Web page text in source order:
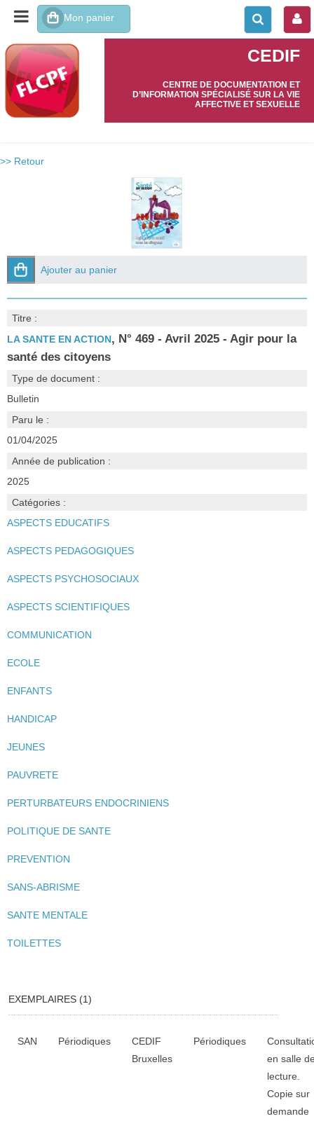
CEDIF
CENTRE DE DOCUMENTATION ET
D’INFORMATION SPÉCIALISÉ SUR LA VIE
AFFECTIVE ET SEXUELLE
>> Retour
Ajouter au panier
Titre :
LA SANTE EN ACTION, N° 469 - Avril 2025 - Agir pour la
santé des citoyens
Type de document :
Bulletin
Paru le :
01/04/2025
Année de publication :
2025
Catégories :
ASPECTS EDUCATIFS
ASPECTS PEDAGOGIQUES
ASPECTS PSYCHOSOCIAUX
ASPECTS SCIENTIFIQUES
COMMUNICATION
ECOLE
ENFANTS
HANDICAP
JEUNES
PAUVRETE
PERTURBATEURS ENDOCRINIENS
POLITIQUE DE SANTE
PREVENTION
SANS-ABRISME
SANTE MENTALE
TOILETTES
EXEMPLAIRES (1)
SAN
Périodiques
CEDIF
Bruxelles
Périodiques
en salle
lecture.
Copie sur
demande